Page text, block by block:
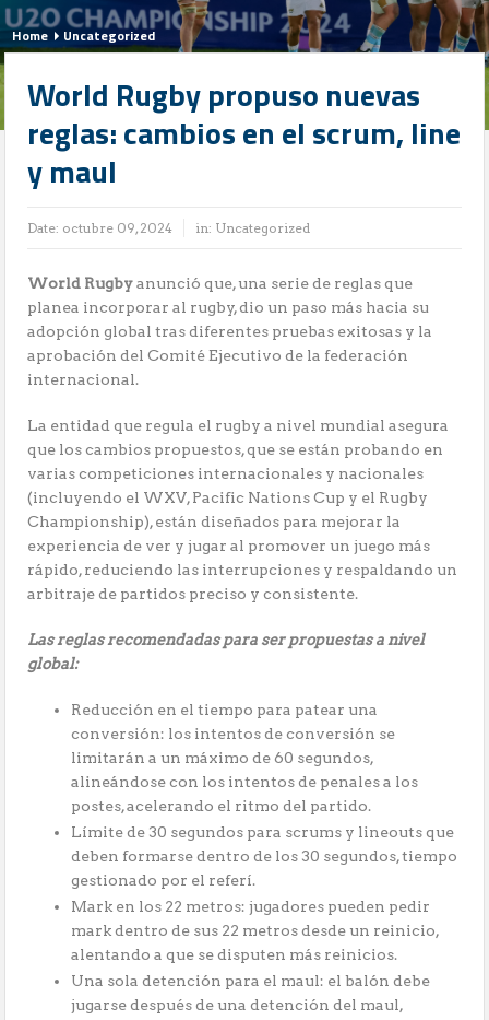
Home Uncategorized
World Rugby propuso nuevas
reglas: cambios en el scrum, line
y maul
Date: octubre 09, 2024 in: Uncategorized
World Rugbyanunció que, una serie de reglas que
planea incorporar al rugby, dio un paso más hacia su
adopción global tras diferentes pruebas exitosas y la
aprobación del Comité Ejecutivo de la federación
internacional.
La entidad que regula el rugby a nivel mundial asegura
que los cambios propuestos, que se están probando en
varias competiciones internacionales y nacionales
(incluyendo el WXV, Pacific Nations Cup y el Rugby
Championship), están diseñados para mejorar la
experiencia de ver y jugar al promover un juego más
rápido, reduciendo las interrupciones y respaldando un
arbitraje de partidos preciso y consistente.
Las reglas recomendadas para ser propuestas a nivel
global:
Reducción en el tiempo para patear una
conversión: los intentos de conversión se
limitarán a un máximo de 60 segundos,
alineándose con los intentos de penales a los
postes, acelerando el ritmo del partido.
Límite de 30 segundos para scrums y lineouts que
deben formarse dentro de los 30 segundos, tiempo
gestionado por el referí.
Mark en los 22 metros: jugadores pueden pedir
mark dentro de sus 22 metros desde un reinicio,
alentando a que se disputen más reinicios.
Una sola detención para el maul: el balón debe
jugarse después de una detención del maul,